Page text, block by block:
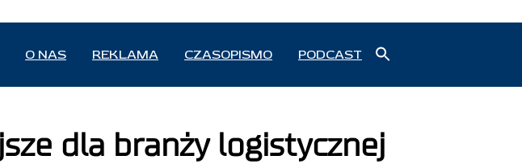
O NAS REKLAMA CZASOPISMO PODCAST
dla branży logistycznej